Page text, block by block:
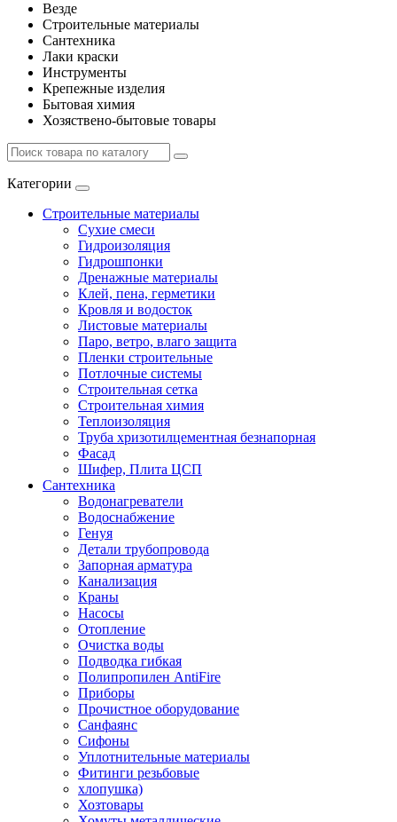
Везде
Строительные материалы
Сантехника
Лаки краски
Инструменты
Крепежные изделия
Бытовая химия
Хозяствено-бытовые товары
Категории
Строительные материалы
Сухие смеси
Гидроизоляция
Гидрошпонки
Дренажные материалы
Клей, пена, герметики
Кровля и водосток
Листовые материалы
Паро, ветро, влаго защита
Пленки строительные
Потлочные системы
Строительная сетка
Строительная химия
Теплоизоляция
Труба хризотилцементная безнапорная
Фасад
Шифер, Плита ЦСП
Сантехника
Водонагреватели
Водоснабжение
Генуя
Детали трубопровода
Запорная арматура
Канализация
Краны
Насосы
Отопление
Очистка воды
Подводка гибкая
Полипропилен AntiFire
Приборы
Прочистное оборудование
Санфаянс
Сифоны
Уплотнительные материалы
Фитинги резьбовые
хлопушка)
Хозтовары